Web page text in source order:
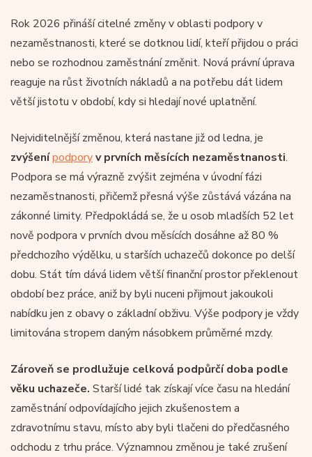
Rok 2026 přináší citelné změny v oblasti podpory v
nezaměstnanosti, které se dotknou lidí, kteří přijdou o práci
nebo se rozhodnou zaměstnání změnit. Nová právní úprava
reaguje na růst životních nákladů a na potřebu dát lidem
větší jistotu v období, kdy si hledají nové uplatnění.
Nejviditelnější změnou, která nastane již od ledna, je
zvýšenípodporyv prvních měsících nezaměstnanosti.
Podpora se má výrazně zvýšit zejména v úvodní fázi
nezaměstnanosti, přičemž přesná výše zůstává vázána na
zákonné limity. Předpokládá se, že u osob mladších 52 let
nově podpora v prvních dvou měsících dosáhne až 80 %
předchozího výdělku, u starších uchazečů dokonce po delší
dobu. Stát tím dává lidem větší finanční prostor překlenout
období bez práce, aniž by byli nuceni přijmout jakoukoli
nabídku jen z obavy o základní obživu. Výše podpory je vždy
limitována stropem daným násobkem průměrné mzdy.
Zároveň se prodlužuje celková podpůrčí doba podle
věku uchazeče. Starší lidé tak získají více času na hledání
zaměstnání odpovídajícího jejich zkušenostem a
zdravotnímu stavu, místo aby byli tlačeni do předčasného
odchodu z trhu práce. Významnou změnou je také zrušení